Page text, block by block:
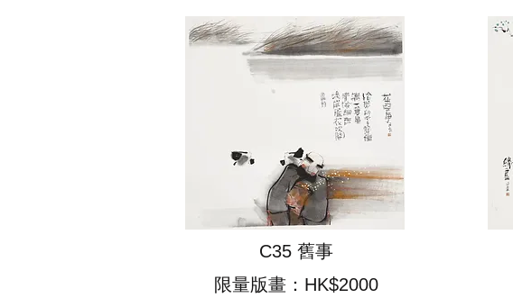
C35 舊事
限量版畫：HK$2000